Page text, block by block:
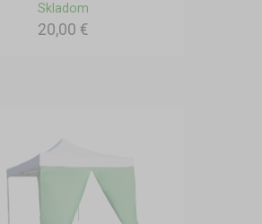
Skladom
20,00 €